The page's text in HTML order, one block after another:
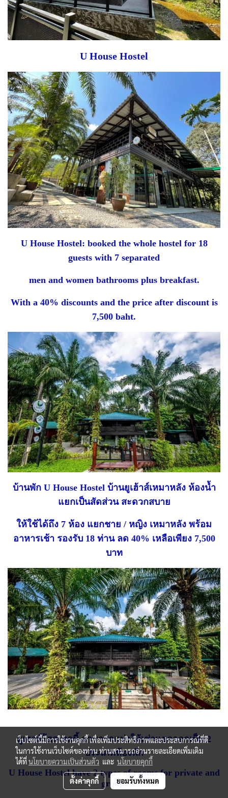
U House Hostel
U House Hostel: booked the whole hostel for 18
guests with 7 separated
men and women bathrooms plus breakfast.
With a 40% discounts and the price after discount is
7,500 baht.
บ้านพัก U House Hostel บ้านยูเฮ้าส์เหมาหลัง ห้องน้ำ
แยกเป็นสัดส่วน สะดวกสบาย
ให้ใช้ได้ถึง 7 ห้อง แยกชาย / หญิง เหมาหลัง พร้อม
อาหารเช้า รองรับ 18 ท่าน ลด 40% เหลือเพียง 7,500
บาท
ยูเฮาส์โฮสเทลนี้ สามารถแบ่งให้เช่าแยกออกเป็น 2
ประเภทห้องพัก
U House Hostel have 2 types of rooms for private and
group.
เว็บไซต์นี้มีการใช้งานคุกกี้ เพื่อเพิ่มประสิทธิภาพและประสบการณ์ที่ดี
ในการใช้งานเว็บไซต์ของท่าน ท่านสามารถอ่านรายละเอียดเพิ่มเติม
ได้ที่นโยบายความเป็นส่วนตัว และ นโยบายคุกกี้
ตั้งค่าคุกกี้ ยอมรับทั้งหมด